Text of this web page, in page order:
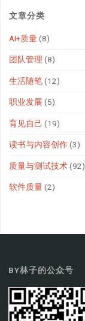
文章分类
AI+质量(8)
团队管理 (8)
生活随笔(12)
职业发展 (5)
育见自己 (19)
读书与内容创作(3)
质量与测试技术(92)
软件质量(2)
BY林子的公众号